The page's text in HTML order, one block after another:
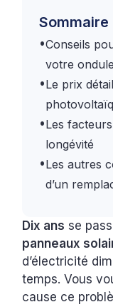
Sommaire
•Conseils
votre
•Le prix
•Les
longévité
•Les autres
d’un
Dix ans se
panneaux
d’électricité
temps. Vous
cause ce